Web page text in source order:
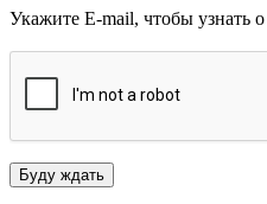
Укажите E-mail, чтобы узнать